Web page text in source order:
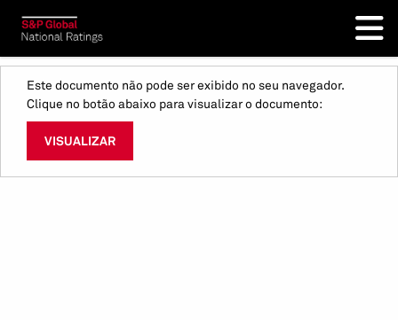
Este documento não pode ser exibido no seu navegador.
Clique no botão abaixo para visualizar o documento:
VISUALIZAR